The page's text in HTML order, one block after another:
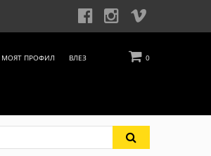
0
МОЯТ ПРОФИЛ ВЛЕЗ